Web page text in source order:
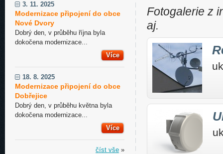
Fotogalerie z
aj.
3. 11. 2025
Modernizace připojení do obce
Nové Dvory
Dobrý den, v průběhu října byla
dokočena modernizace...
Více
18. 8. 2025
Modernizace připojení do obce
Dobřejice
Dobrý den, v průběhu května byla
dokočena modernizace...
Více
číst vše »